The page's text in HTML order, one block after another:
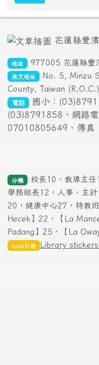
花蓮縣豐
地址 977005 花蓮縣豐
英文地址
No. 5, Minzu
County, Taiwan (R.O.C.)
電話
國小：
(03)8791858、網路
07010805649、傳真
分機
校長10，教導主任
學務組長12，人事、主
20，健康中心27，特教
Hecek】22，【La
Padang】25，【La
icon引用 Library